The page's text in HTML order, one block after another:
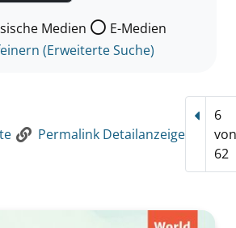
Medienart nach der Sie suchen wollen.
Medien
E-Medien
(Erweiterte Suche)
Permalink Detailanzeige
6
62